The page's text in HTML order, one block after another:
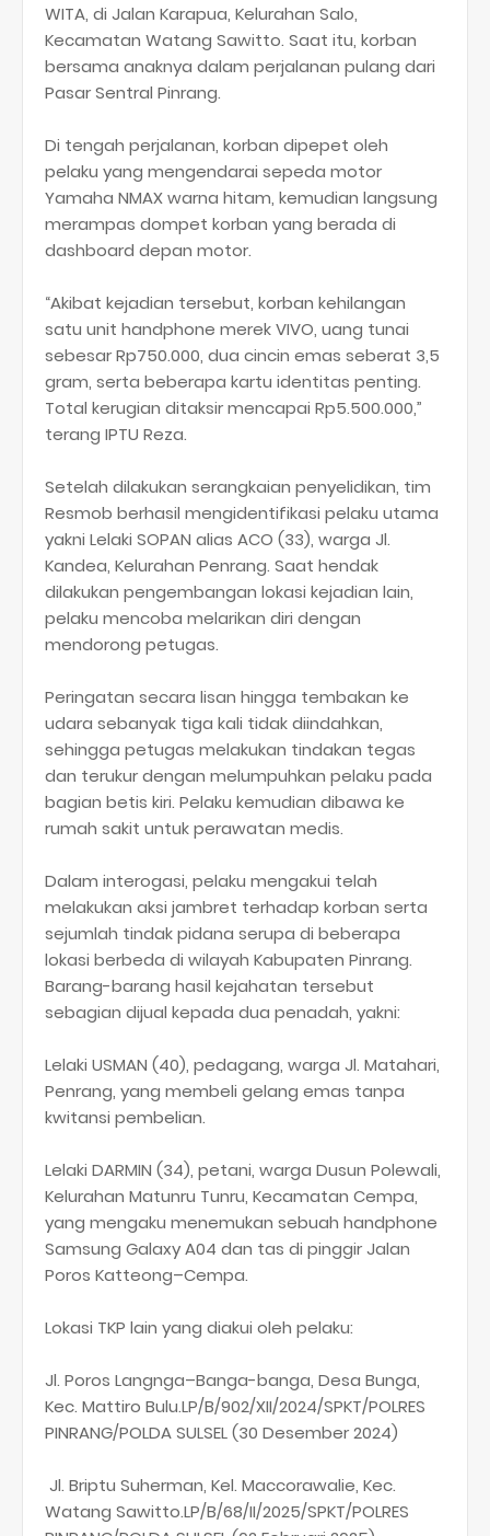
WITA, di Jalan Karapua, Kelurahan Salo,
Kecamatan Watang Sawitto. Saat itu, korban
bersama anaknya dalam perjalanan pulang dari
Pasar Sentral Pinrang.
Di tengah perjalanan, korban dipepet oleh
pelaku yang mengendarai sepeda motor
Yamaha NMAX warna hitam, kemudian langsung
merampas dompet korban yang berada di
dashboard depan motor.
“Akibat kejadian tersebut, korban kehilangan
satu unit handphone merek VIVO, uang tunai
sebesar Rp750.000, dua cincin emas seberat 3,5
gram, serta beberapa kartu identitas penting.
Total kerugian ditaksir mencapai Rp5.500.000,”
terang IPTU Reza.
Setelah dilakukan serangkaian penyelidikan, tim
Resmob berhasil mengidentifikasi pelaku utama
yakni Lelaki SOPAN alias ACO (33), warga Jl.
Kandea, Kelurahan Penrang. Saat hendak
dilakukan pengembangan lokasi kejadian lain,
pelaku mencoba melarikan diri dengan
mendorong petugas.
Peringatan secara lisan hingga tembakan ke
udara sebanyak tiga kali tidak diindahkan,
sehingga petugas melakukan tindakan tegas
dan terukur dengan melumpuhkan pelaku pada
bagian betis kiri. Pelaku kemudian dibawa ke
rumah sakit untuk perawatan medis.
Dalam interogasi, pelaku mengakui telah
melakukan aksi jambret terhadap korban serta
sejumlah tindak pidana serupa di beberapa
lokasi berbeda di wilayah Kabupaten Pinrang.
Barang-barang hasil kejahatan tersebut
sebagian dijual kepada dua penadah, yakni:
Lelaki USMAN (40), pedagang, warga Jl. Matahari,
Penrang, yang membeli gelang emas tanpa
kwitansi pembelian.
Lelaki DARMIN (34), petani, warga Dusun Polewali,
Kelurahan Matunru Tunru, Kecamatan Cempa,
yang mengaku menemukan sebuah handphone
Samsung Galaxy A04 dan tas di pinggir Jalan
Poros Katteong–Cempa.
Lokasi TKP lain yang diakui oleh pelaku:
Jl. Poros Langnga–Banga-banga, Desa Bunga,
Kec. Mattiro Bulu.LP/B/902/XII/2024/SPKT/POLRES
PINRANG/POLDA SULSEL (30 Desember 2024)
Jl. Briptu Suherman, Kel. Maccorawalie, Kec.
Watang Sawitto.LP/B/68/II/2025/SPKT/POLRES